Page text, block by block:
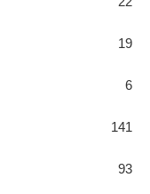
19
6
141
93